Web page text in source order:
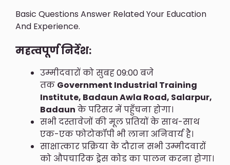
Basic Questions Answer Related Your Education
And Experience.
महत्वपूर्ण निर्देश:
उम्मीदवारों को सुबह 09:00 बजे
तक Government Industrial Training
Institute, Badaun Awla Road, Salarpur,
Badaun के परिसर में पहुँचना होगा।
सभी दस्तावेजों की मूल प्रतियों के साथ-साथ
एक-एक फोटोकॉपी भी लाना अनिवार्य है।
साक्षात्कार प्रक्रिया के दौरान सभी उम्मीदवारों
को औपचारिक ड्रेस कोड का पालन करना होगा।